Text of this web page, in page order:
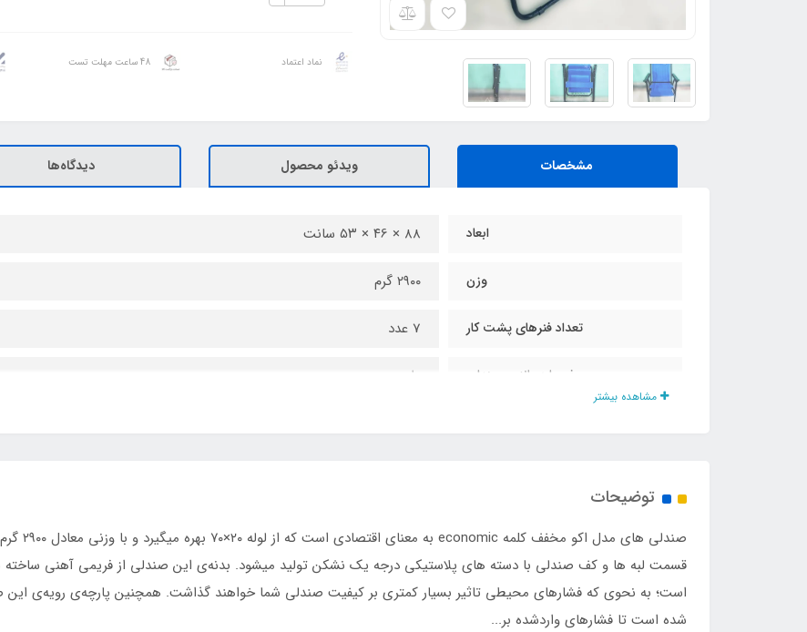
نماد اعتماد 48 ساعت مهلت تست
مشخصات ویدئو محصول دیدگاه‌ها
ابعاد ۸8 × ۴6 × ۵۳ سانت
وزن ۲۹۰۰ گرم
تعداد فنرهای پشت کار 7 عدد
فوم لبه بالایی صندلی دارد
فوم زیر نشیمنگاه دارد
دوخت صنعتی کفی
مشاهده بیشتر
توضیحات
قسمت لبه ها و کف صندلی با دسته های پلاستیکی درجه یک نشکن تولید میشود. بدنه‌ی این صندلی از فریمی آهنی
است؛ به نحوی که فشارهای محیطی تاثیر بسیار کمتری بر کیفیت صندلی شما خواهند گذاشت. همچنین پارچه‌ی رویه‌ی
شده است تا فشارهای واردشده بر...